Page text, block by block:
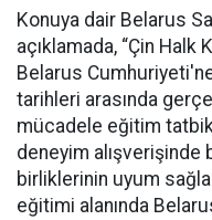
Konuya dair Belarus
açıklamada, “Çin
Belarus
tarihleri arasında
mücadele eğitim
deneyim alışverişinde
birliklerinin uyum
eğitimi alanında